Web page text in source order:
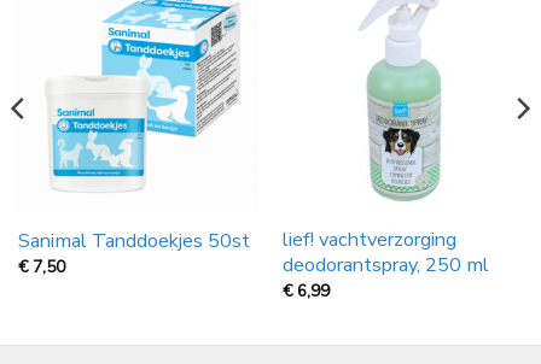
Sanimal Tanddoekjes 50st
€ 7,50
lief! vachtverzorging
deodorantspray, 250 ml
€6,99